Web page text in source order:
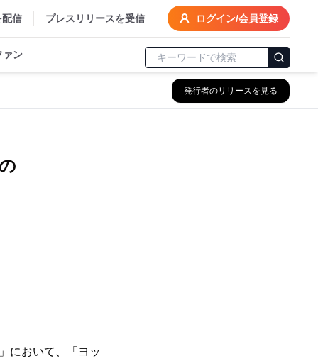
配信 プレスリリースを受信 ログイン/会員登録
ァン
発行者のリリースを見る
において、「ヨッ